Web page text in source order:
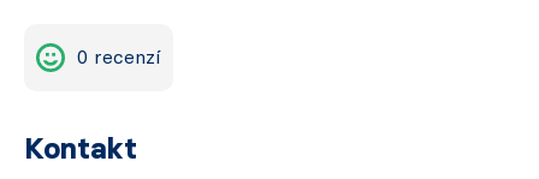
0 recenzí
Kontakt